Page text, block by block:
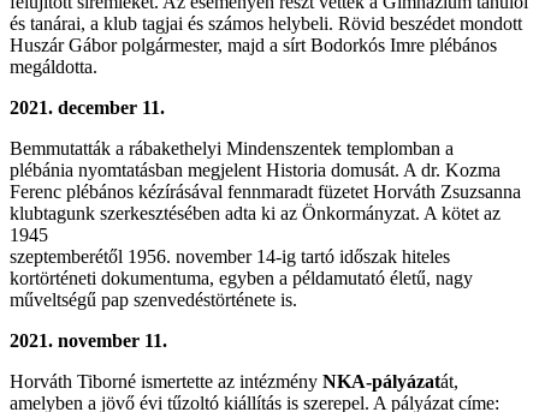
és tanárai, a klub tagjai és számos helybeli. Rövid beszédet mondott
Huszár Gábor polgármester, majd a sírt Bodorkós Imre plébános
megáldotta.
2021. december 11.
Bemmutatták a rábakethelyi Mindenszentek templomban a
plébánia nyomtatásban megjelent Historia domusát. A dr. Kozma
Ferenc plébános kézírásával fennmaradt füzetet Horváth Zsuzsanna
klubtagunk szerkesztésében adta ki az Önkormányzat. A kötet az
1945
szeptemberétől 1956. november 14-ig tartó időszak hiteles
kortörténeti dokumentuma, egyben a példamutató életű, nagy
műveltségű pap szenvedéstörténete is.
2021. november 11.
Horváth Tiborné ismertette az intézmény NKA-pályázatát,
amelyben a jövő évi tűzoltó kiállítás is szerepel. A pályázat címe: